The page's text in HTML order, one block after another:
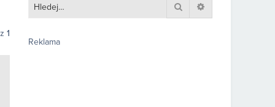
z 1
Hledat
Reklama